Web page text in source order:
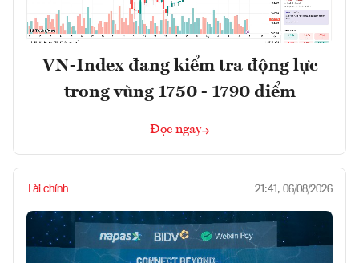
VN-Index đang kiểm tra động lực
trong vùng 1750 - 1790 điểm
Đọc ngay
Tài chính 21:41, 06/08/2026